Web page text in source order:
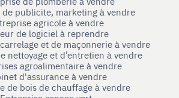
publicite, marketing à vendre
agricole à vendre
de logiciel à reprendre
et de maçonnerie à vendre
nettoyage et d’entretien à vendre
agroalimentaire à vendre
d'assurance à vendre
de bois de chauffage à vendre